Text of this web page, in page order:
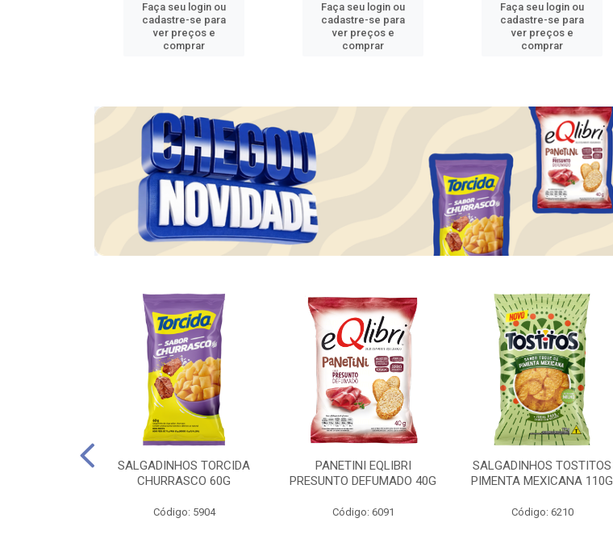
Faça seu login ou
cadastre-se para
ver preços e
comprar
Faça seu login ou
cadastre-se para
ver preços e
comprar
Faça seu login ou
cadastre-se para
ver preços e
comprar
SALGADINHOS TORCIDA
CHURRASCO 60G
Código: 5904
PANETINI EQLIBRI
PRESUNTO DEFUMADO 40G
Código: 6091
SALGADINHOS TOSTITOS
PIMENTA MEXICANA 110G
Código: 6210